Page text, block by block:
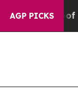
AGP PICKS
They Exist